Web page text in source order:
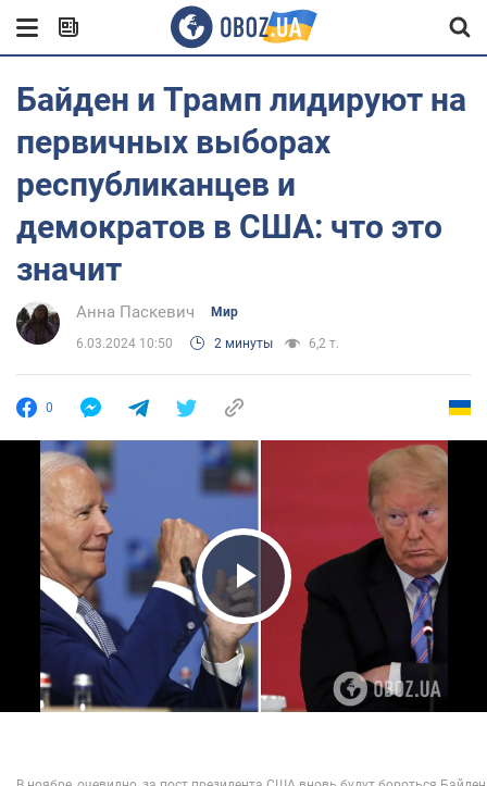
Байден и Трамп лидируют на
первичных выборах
республиканцев и
демократов в США: что это
значит
Анна Паскевич Мир
6.03.2024 10:50 2 минуты 6,2 т.
0
Play Video